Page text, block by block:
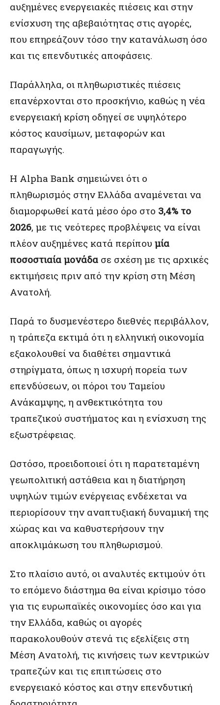
αυξημένες ενεργειακές πιέσεις και στην
ενίσχυση της αβεβαιότητας στις αγορές,
που επηρεάζουν τόσο την κατανάλωση όσο
και τις επενδυτικές αποφάσεις.
Παράλληλα, οι πληθωριστικές πιέσεις
επανέρχονται στο προσκήνιο, καθώς η νέα
ενεργειακή κρίση οδηγεί σε υψηλότερο
κόστος καυσίμων, μεταφορών και
παραγωγής.
Η Alpha Bank σημειώνει ότι ο
πληθωρισμός στην Ελλάδα αναμένεται να
διαμορφωθεί κατά μέσο όρο στο 3,4% το
2026, με τις νεότερες προβλέψεις να είναι
πλέον αυξημένες κατά περίπου μία
ποσοστιαία μονάδα σε σχέση με τις αρχικές
εκτιμήσεις πριν από την κρίση στη Μέση
Ανατολή.
Παρά το δυσμενέστερο διεθνές περιβάλλον,
η τράπεζα εκτιμά ότι η ελληνική οικονομία
εξακολουθεί να διαθέτει σημαντικά
στηρίγματα, όπως η ισχυρή πορεία των
επενδύσεων, οι πόροι του Ταμείου
Ανάκαμψης, η ανθεκτικότητα του
τραπεζικού συστήματος και η ενίσχυση της
εξωστρέφειας.
Ωστόσο, προειδοποιεί ότι η παρατεταμένη
γεωπολιτική αστάθεια και η διατήρηση
υψηλών τιμών ενέργειας ενδέχεται να
περιορίσουν την αναπτυξιακή δυναμική της
χώρας και να καθυστερήσουν την
αποκλιμάκωση του πληθωρισμού.
Στο πλαίσιο αυτό, οι αναλυτές εκτιμούν ότι
το επόμενο διάστημα θα είναι κρίσιμο τόσο
για τις ευρωπαϊκές οικονομίες όσο και για
την Ελλάδα, καθώς οι αγορές
παρακολουθούν στενά τις εξελίξεις στη
Μέση Ανατολή, τις κινήσεις των κεντρικών
τραπεζών και τις επιπτώσεις στο
ενεργειακό κόστος και στην επενδυτική